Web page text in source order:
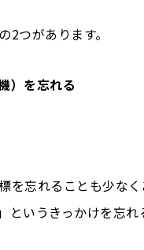
つがあります。
）を忘れる
を忘れることも少な
というきっかけを忘れ